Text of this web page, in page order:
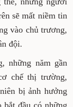
sẽ mất niềm tin
vào chủ trương,
đội.
những năm gần
chế thị trường,
bị ảnh hưởng
đầu có những